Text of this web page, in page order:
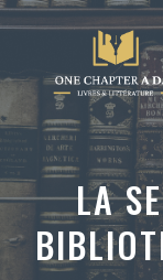
Aller
contenu
LA